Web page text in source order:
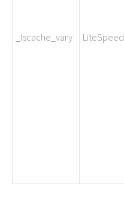
_lscache_vary LiteSpeed